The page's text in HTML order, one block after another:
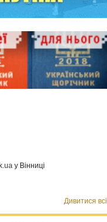
у Вінниці
Дивитися всі